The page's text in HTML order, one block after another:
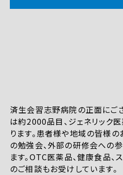
済生会習志野病院の正面にご
は約2000品目、ジェネリック
ります。患者様や地域の皆様
の勉強会、外部の研修会への
ます。OTC医薬品、健康食品、
のご相談もお受けしています。